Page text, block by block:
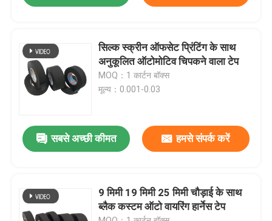
फैक्टरी यात्रा
गुणवत्ता नियंत्रण
हमसे संपर्क करें
ऑटोमोटिव वायर हार्नेस टेप
सिल्क स्क्रीन ऑफसेट प्रिंटिंग के साथ
अनुकूलित ऑटोमोटिव चिपकने वाला टेप
MOQ：1 कार्टन बॉक्स
मूल्य：0.001-0.03
सबसे अच्छी कीमत हमसे संपर्क करें
9 मिमी 19 मिमी 25 मिमी चौड़ाई के साथ
ब्लैक कस्टम ऑटो वायरिंग हार्नेस टेप